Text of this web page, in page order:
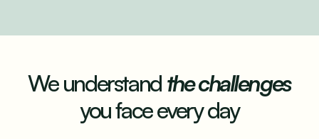
We understand the challenges
you face every day